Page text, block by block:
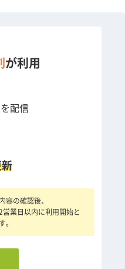
が利用
配信
新
容の確認後、
営業日以内に利用開始と
。